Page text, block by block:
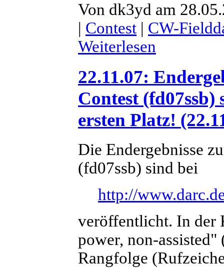
Von dk3yd am
| Contest | CW-
Weiterlesen
22.11.07:
Contest
ersten Platz!
Die Endergebnisse
(fd07ssb) sind bei
http://
veröffentlicht. In der
power, non-
Rangfolge